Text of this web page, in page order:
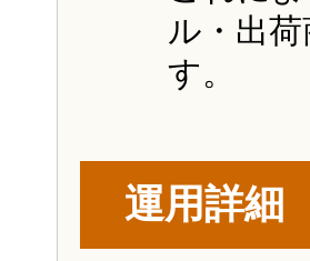
ル・出
す。
運用詳細